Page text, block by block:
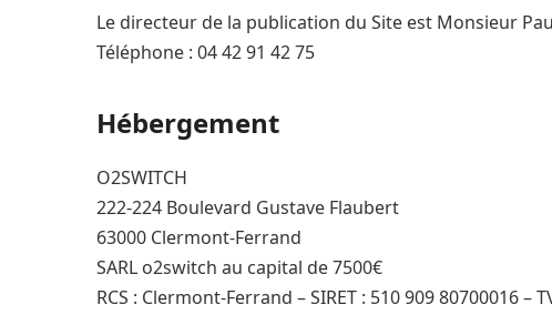
Le directeur de la publication du Site est Monsieur
Téléphone : 04 42 91 42 75
Hébergement
O2SWITCH
222-224 Boulevard Gustave Flaubert
63000 Clermont-Ferrand
SARL o2switch au capital de 7500€
RCS : Clermont-Ferrand – SIRET : 510 909 80700016 –